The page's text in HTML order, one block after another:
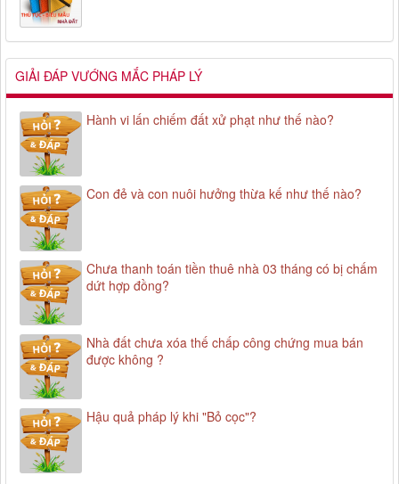
GIẢI ĐÁP VƯỚNG MẮC PHÁP LÝ
Hành vi lấn chiếm đất xử phạt như thế nào?
Con đẻ và con nuôi hưởng thừa kế như thế nào?
Chưa thanh toán tiền thuê nhà 03 tháng có bị chấm
dứt hợp đồng?
Nhà đất chưa xóa thế chấp công chứng mua bán
được không ?
Hậu quả pháp lý khi "Bỏ cọc"?